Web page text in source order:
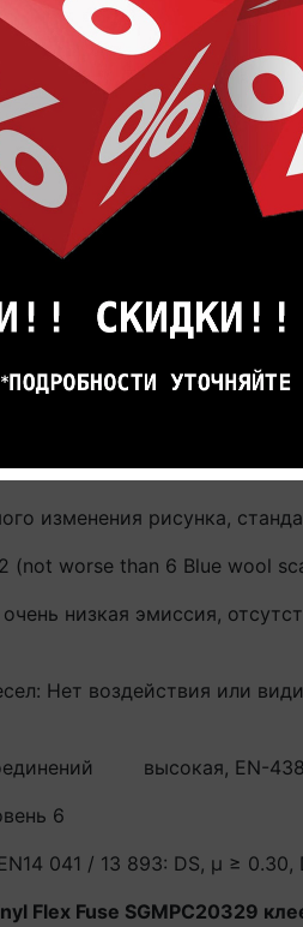
EN ISO 10965 : ≤ 10⁹Ω
PU 0,55 мм /
13329 - Annex E: >2000
стандартных
пленками и иными
При эксплуатации
В противном случае
аннулируется.
12667: 0.01 m²K/W
EN 13501-1: Bfl-s1 (пол) /
изменения рисунка,
(not worse than 6 Blue wool
низкая эмиссия,
Нет воздействия или
высокая, EN-
6
041 / 13 893: DS, μ ≥ 0.30,
Flex Fuse SGMPC20329